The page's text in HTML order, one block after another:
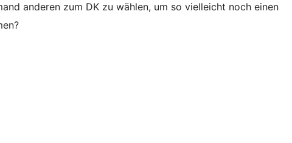
anderen zum DK zu wählen, um so vielleicht noch einen